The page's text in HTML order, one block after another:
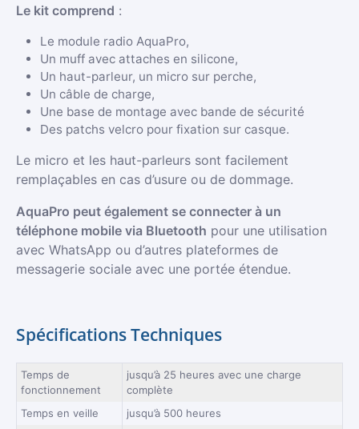
Le kit comprend :
Le module radio AquaPro,
Un muff avec attaches en silicone,
Un haut-parleur, un micro sur perche,
Un câble de charge,
Une base de montage avec bande de sécurité
Des patchs velcro pour fixation sur casque.
Le micro et les haut-parleurs sont facilement
remplaçables en cas d’usure ou de dommage.
AquaPro peut également se connecter à un
téléphone mobile via Bluetooth pour une utilisation
avec WhatsApp ou d’autres plateformes de
messagerie sociale avec une portée étendue.
Spécifications Techniques
Temps de
fonctionnement
jusqu’à 25 heures avec une charge
complète
Temps en veille
jusqu’à 500 heures